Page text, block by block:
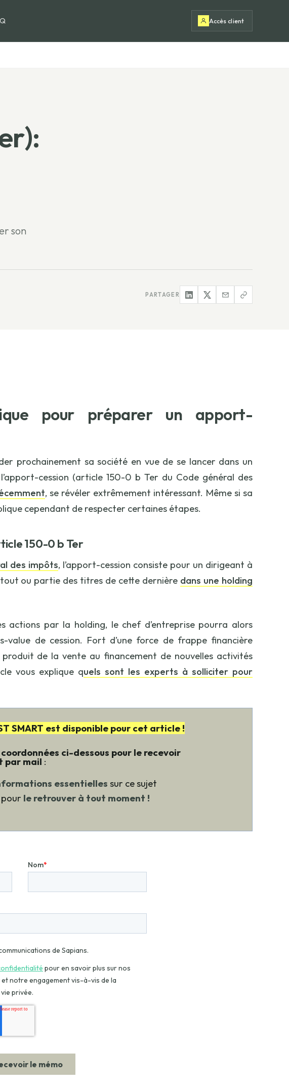
Accès client
son
PARTAGER
pour préparer un apport-
prochainement sa société en vue de se lancer dans un
cession (article 150-0 b Ter du Code général des
, se révéler extrêmement intéressant. Même si sa
cependant de respecter certaines étapes.
150-0 b Ter
des impôts, l’apport-cession consiste pour un dirigeant à
ou partie des titres de cette dernière dans une holding
actions par la holding, le chef d’entreprise pourra alors
value de cession. Fort d’une force de frappe financière
de la vente au financement de nouvelles activités
vous explique quels sont les experts à solliciter pour
SMART est disponible pour cet article !
ci-dessous pour le recevoir
par mail :
essentielles sur ce sujet
le retrouver à tout moment !